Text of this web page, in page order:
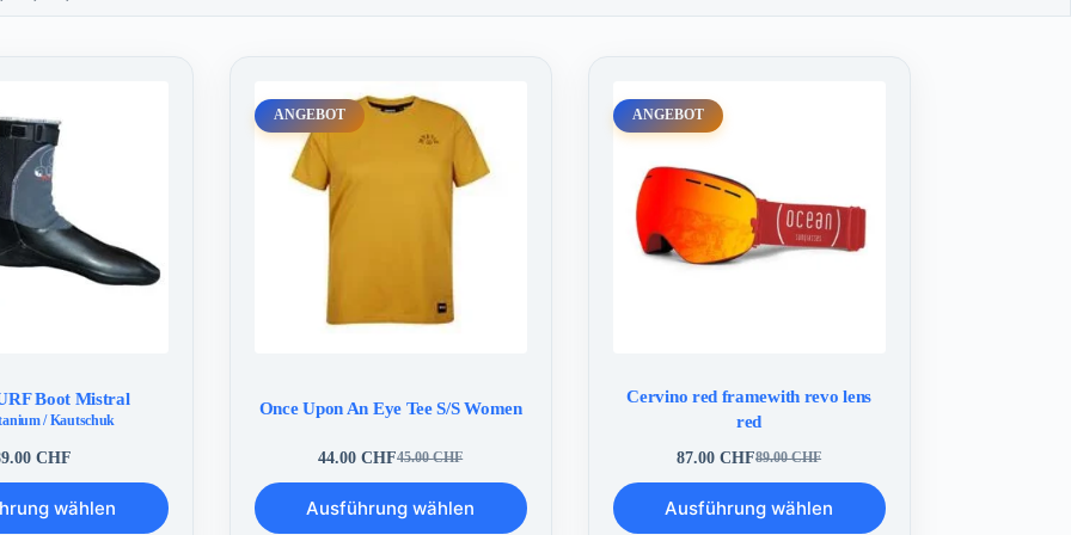
Boot Mistral
/ Kautschuk
CHF
wählen
ANGEBOT
Once Upon An Eye Tee S/S Women
45.00CHF
Ursprünglicher
Preis
war:
44.00CHFAktueller
Preis
ist:
Ausführung wählen
Dieses
Produkt
ANGEBOT
Cervino red framewith revo lens
red
89.00CHF
Ursprünglicher
Preis
war:
87.00CHFAktueller
Preis
ist:
Ausführung wählen
Dieses
Produkt